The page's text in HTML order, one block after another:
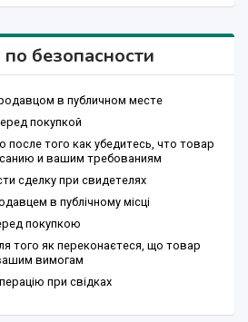
безопасности
в публичном месте
покупкой
после того как убедитесь, что товар
и вашим требованиям
сделку при свидетелях
в публічному місці
покупкою
того як переконаєтеся, що товар
вимогам
при свідках